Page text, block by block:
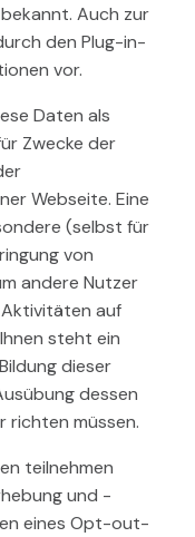
Auch zur
den Plug-in-
vor.
Daten als
Zwecke der
Webseite. Eine
(selbst für
von
andere Nutzer
auf
steht ein
dieser
dessen
richten müssen.
teilnehmen
und -
eines Opt-out-